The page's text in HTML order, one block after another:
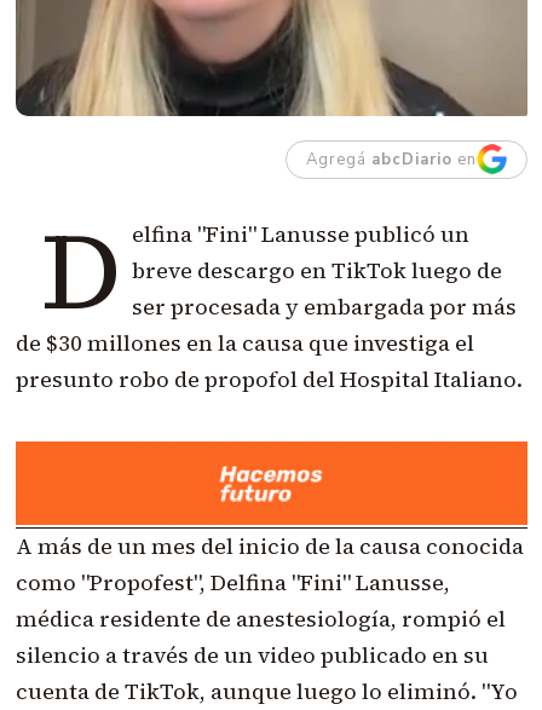
Agregá abcDiario en
D elfina "Fini" Lanusse publicó un
breve descargo en TikTok luego de
ser procesada y embargada por más
de $30 millones en la causa que investiga el
presunto robo de propofol del Hospital Italiano.
A más de un mes del inicio de la causa conocida
como "Propofest", Delfina "Fini" Lanusse,
médica residente de anestesiología, rompió el
silencio a través de un video publicado en su
cuenta de TikTok, aunque luego lo eliminó. "Yo